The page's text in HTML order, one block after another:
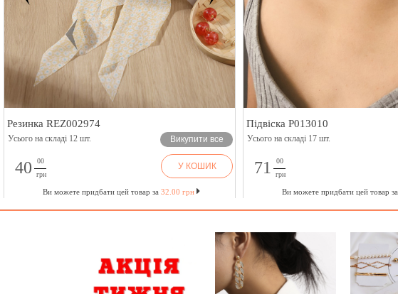
Резинка REZ002974
Усього на складі 12 шт. Викупити все
40
00
грн
У КОШИК
Ви можете придбати цей товар за 32.00 грн
Підвіска P013010
Усього на складі 17 шт.
71
00
грн
Ви можете придбати цей товар за